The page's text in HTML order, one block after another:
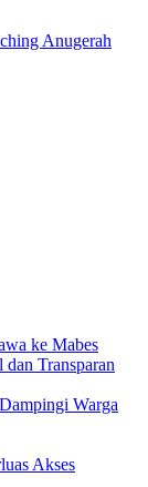
Anugerah
ke Mabes
Transparan
Warga
Akses